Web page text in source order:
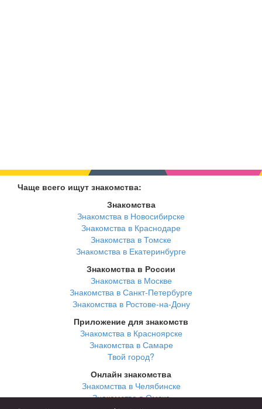
Чаще всего ищут знакомства:
Знакомства
Знакомства в Новосибирске
Знакомства в Краснодаре
Знакомства в Томске
Знакомства в Екатеринбурге
Знакомства в России
Знакомства в Москве
Знакомства в Санкт-Петербурге
Знакомства в Ростове-на-Дону
Приложение для знакомств
Знакомства в Красноярске
Знакомства в Самаре
Твой город?
Онлайн знакомства
Знакомства в Челябинске
Знакомства в Омске